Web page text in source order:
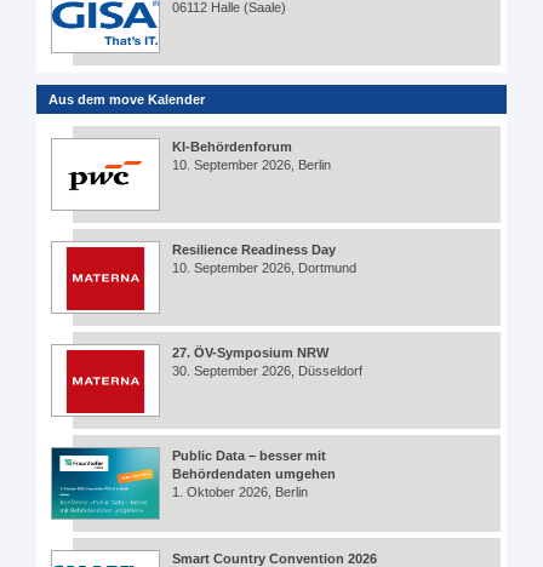
06112 Halle (Saale)
Aus dem move Kalender
KI-Behördenforum
10. September 2026, Berlin
Resilience Readiness Day
10. September 2026, Dortmund
27. ÖV-Symposium NRW
30. September 2026, Düsseldorf
Public Data – besser mit
Behördendaten umgehen
1. Oktober 2026, Berlin
Smart Country Convention 2026